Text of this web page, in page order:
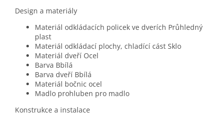
Design a materiály
Materiál odkládacích policek ve dverích Průhledný
plast
Materiál odkládací plochy, chladící cást Sklo
Materiál dveří Ocel
Barva Bbílá
Barva dveří Bbílá
Materiál bočnic ocel
Madlo prohluben pro madlo
Konstrukce a instalace